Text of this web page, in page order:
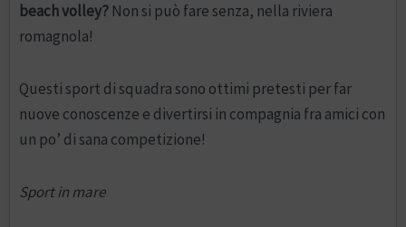
beach volley? Non si può fare senza, nella riviera
romagnola!
Questi sport di squadra sono ottimi pretesti per far
nuove conoscenze e divertirsi in compagnia fra amici con
un po’ di sana competizione!
Sport in mare